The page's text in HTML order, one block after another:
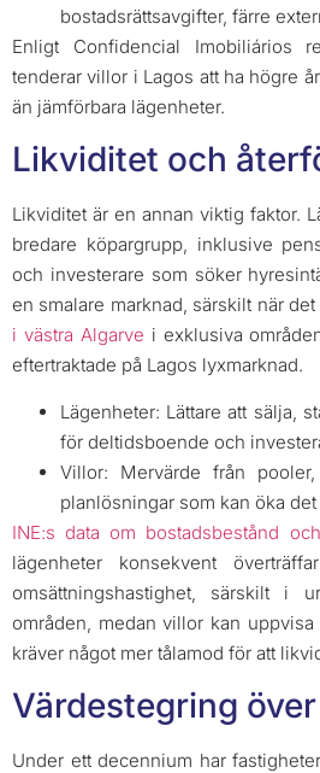
bostadsrättsavgifter, färre
Enligt Confidencial Imobiliários
tenderar villor i Lagos att ha högre
än jämförbara lägenheter.
Likviditet och
Likviditet är en annan viktig faktor.
bredare köpargrupp, inklusive
och investerare som söker
en smalare marknad, särskilt när
i västra Algarve i exklusiva
eftertraktade på Lagos lyxmarknad.
Lägenheter: Lättare att sälja,
för deltidsboende och
Villor: Mervärde från
planlösningar som kan öka
INE:s data om bostadsbestånd
lägenheter konsekvent
omsättningshastighet, särskilt i
områden, medan villor kan
kräver något mer tålamod för att
Värdestegring
Under ett decennium har